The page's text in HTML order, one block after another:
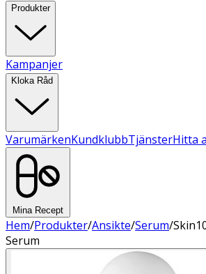
Produkter
Kampanjer
Kloka Råd
VarumärkenKundklubbTjänsterHitta
Mina Recept
Hem/Produkter/Ansikte/Serum/
Serum